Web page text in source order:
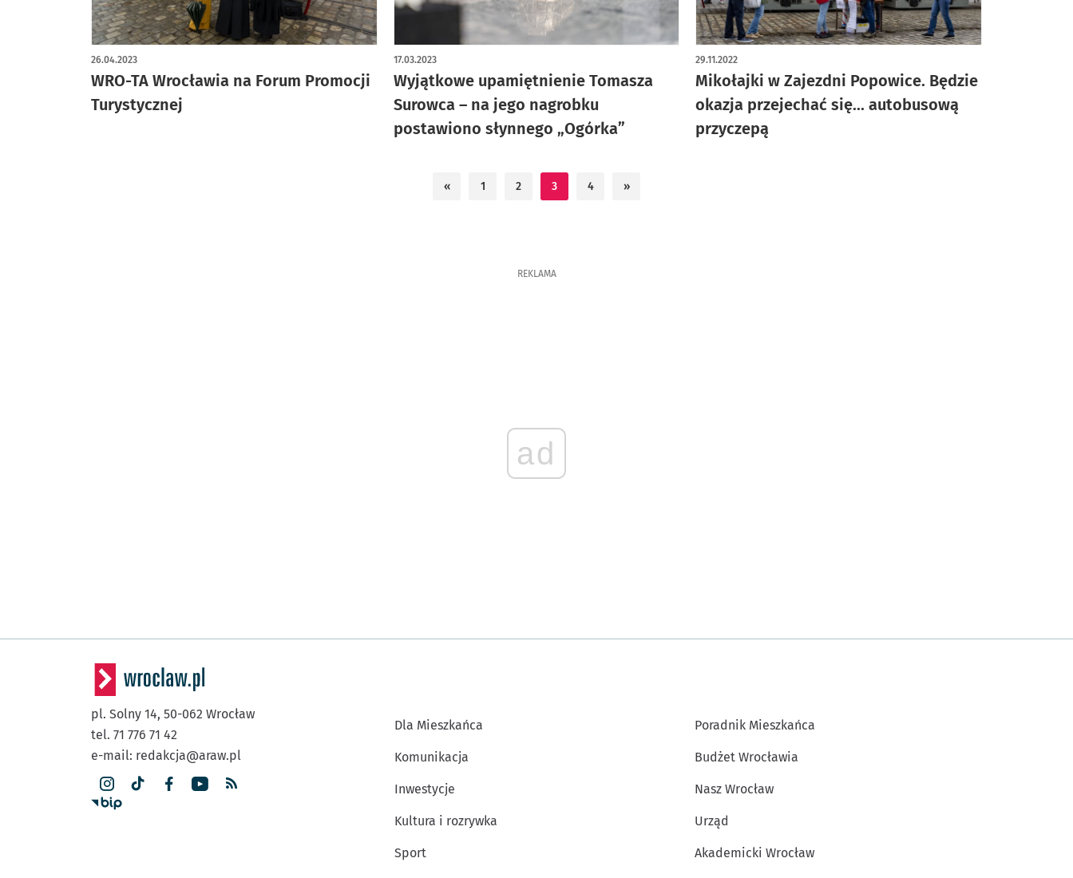
WRO-TA Wrocławia na Forum Promocji
Turystycznej
26.04.2023
Wyjątkowe upamiętnienie Tomasza
Surowca – na jego nagrobku
postawiono słynnego „Ogórka”
17.03.2023
Mikołajki w Zajezdni Popowice. Będzie
okazja przejechać się... autobusową
przyczepą
29.11.2022
artykuł z galerią zdjęć
« 1 2 3 4 »
REKLAMA
ad
pl. Solny 14, 50-062 Wrocław
tel. 71 776 71 42
e-mail: redakcja@araw.pl
Dla Mieszkańca
Komunikacja
Inwestycje
Kultura i rozrywka
Sport
Poradnik Mieszkańca
Budżet Wrocławia
Nasz Wrocław
Urząd
Akademicki Wrocław